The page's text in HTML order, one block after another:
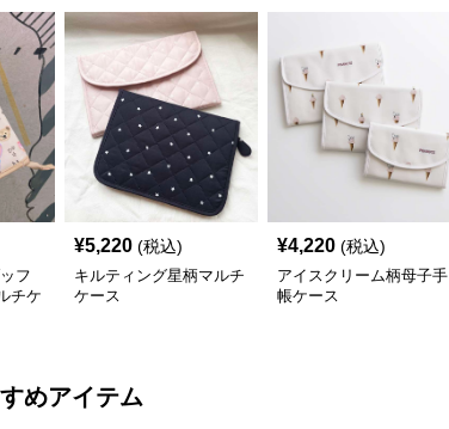
フ
チケ
¥5,220 (税込)
キルティング星柄マルチ
ケース
¥4,220 (税込)
アイスクリーム柄母子手
帳ケース
めアイテム